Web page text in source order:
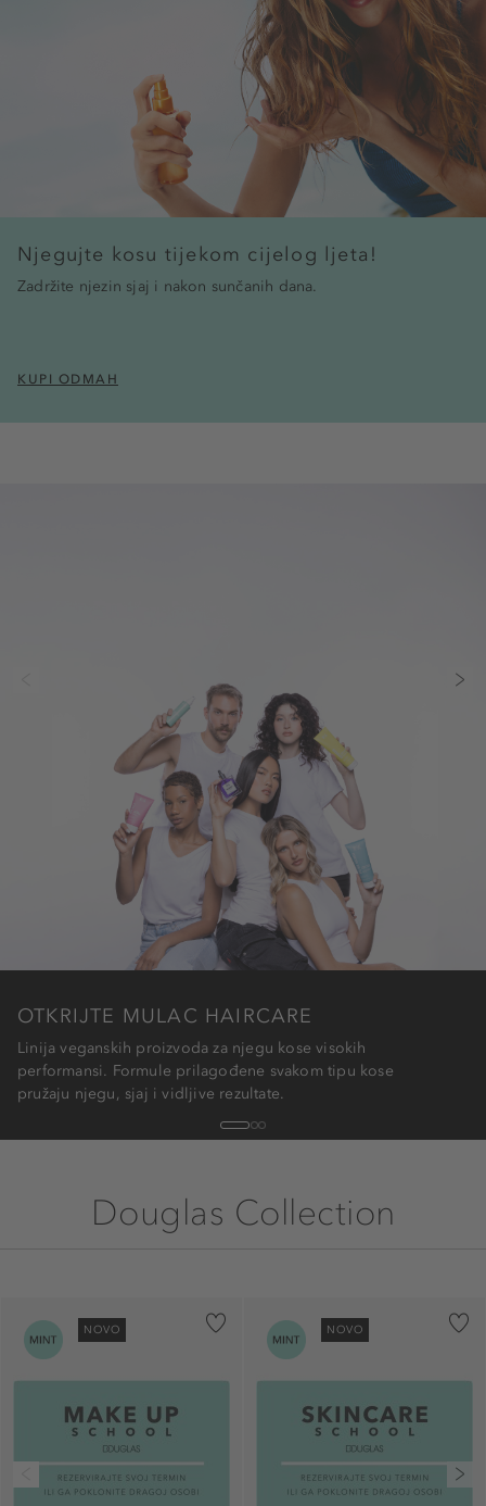
Njegujte kosu tijekom cijelog ljeta!
Zadržite njezin sjaj i nakon sunčanih dana.
KUPI ODMAH
OTKRIJTE MULAC HAIRCARE
Linija veganskih proizvoda za njegu kose visokih
performansi. Formule prilagođene svakom tipu kose
pružaju njegu, sjaj i vidljive rezultate.
1
Douglas Collection
NOVO NOVO